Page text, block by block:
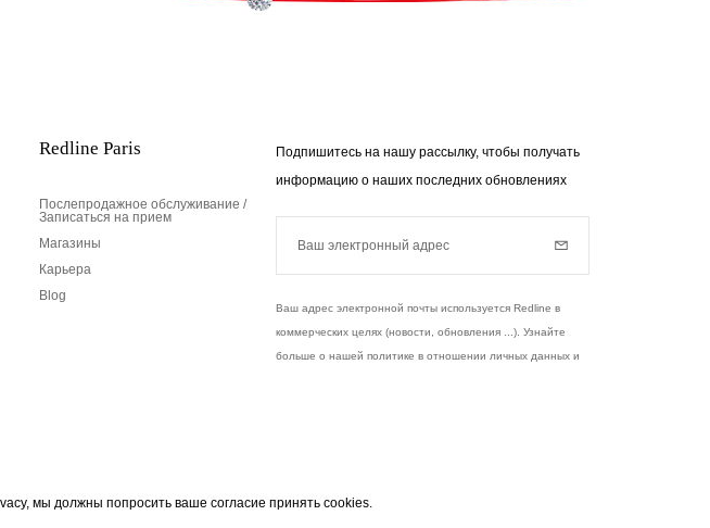
мы должны попросить ваше согласие принять cookies.
Redline Paris
Послепродажное обслуживание /
Записаться на прием
Магазины
Карьера
Blog
Подпишитесь на нашу рассылку, чтобы получать
информацию о наших последних обновлениях
Ваш электронный адрес
Ваш адрес электронной почты используется Redline в
коммерческих целях (новости, обновления ...). Узнайте
больше о нашей политике в отношении личных данных и